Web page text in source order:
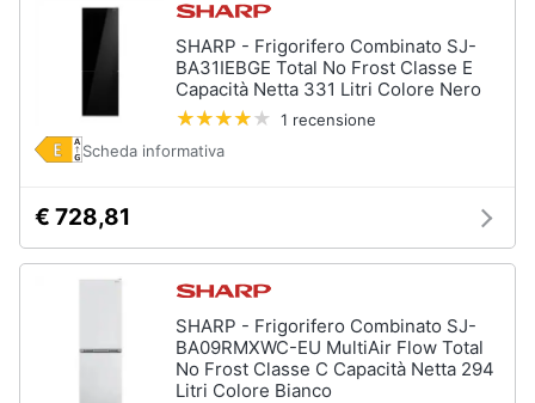
SHARP - Frigorifero Combinato SJ-
BA31IEBGE Total No Frost Classe E
Capacità Netta 331 Litri Colore Nero
1 recensione
Scheda informativa
€ 728,81
SHARP - Frigorifero Combinato SJ-
BA09RMXWC-EU MultiAir Flow Total
No Frost Classe C Capacità Netta 294
Litri Colore Bianco